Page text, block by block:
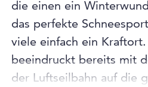
die einen ein
das perfekte
viele einfach ein
beeindruckt bereits mit
der Luftseilbahn auf die